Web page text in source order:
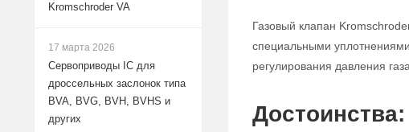
Газовый клапан
специальными
регулирования давления
Достоинства:
Kromschroder VA
17 марта 2026
Сервоприводы IC для
дроссельных заслонок типа
BVA, BVG, BVH, BVHS и
других